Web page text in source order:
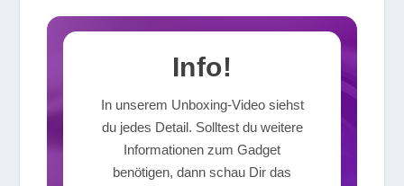
Info!
In unserem Unboxing-Video siehst
du jedes Detail. Solltest du weitere
Informationen zum Gadget
benötigen, dann schau Dir das